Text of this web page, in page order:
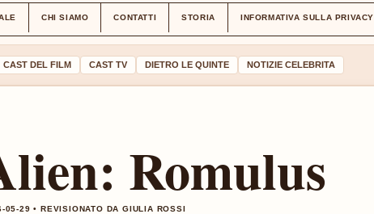
CHI SIAMO CONTATTI STORIA INFORMATIVA SULLA PRIVACY
CAST DEL FILM CAST TV DIETRO LE QUINTE NOTIZIE CELEBRITA
Romulus
05-29 • REVISIONATO DA GIULIA ROSSI